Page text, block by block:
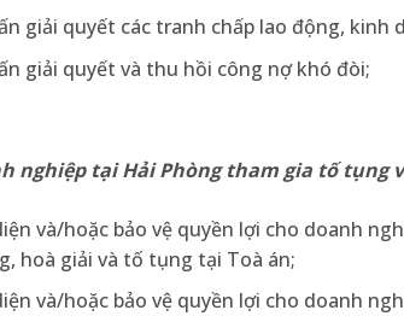
giải quyết các tranh chấp lao động,
giải quyết và thu hồi công nợ khó đòi;
nghiệp tại Hải Phòng tham gia tố tụng
và/hoặc bảo vệ quyền lợi cho doanh
hoà giải và tố tụng tại Toà án;
và/hoặc bảo vệ quyền lợi cho doanh